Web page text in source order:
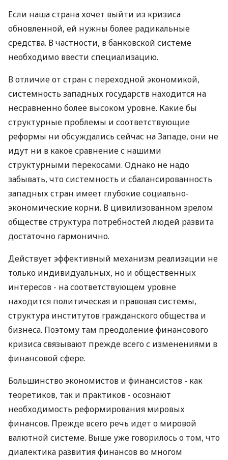
Если наша страна хочет выйти из кризиса
обновленной, ей нужны более радикальные
средства. В частности, в банковской системе
необходимо ввести специализацию.
В отличие от стран с переходной экономикой,
системность западных государств находится на
несравненно более высоком уровне. Какие бы
структурные проблемы и соответствующие
реформы ни обсуждались сейчас на Западе, они не
идут ни в какое сравнение с нашими
структурными перекосами. Однако не надо
забывать, что системность и сбалансированность
западных стран имеет глубокие социально-
экономические корни. В цивилизованном зрелом
обществе структура потребностей людей развита
достаточно гармонично.
Действует эффективный механизм реализации не
только индивидуальных, но и общественных
интересов - на соответствующем уровне
находится политическая и правовая системы,
структура институтов гражданского общества и
бизнеса. Поэтому там преодоление финансового
кризиса связывают прежде всего с изменениями в
финансовой сфере.
Большинство экономистов и финансистов - как
теоретиков, так и практиков - осознают
необходимость реформирования мировых
финансов. Прежде всего речь идет о мировой
валютной системе. Выше уже говорилось о том, что
диалектика развития финансов во многом